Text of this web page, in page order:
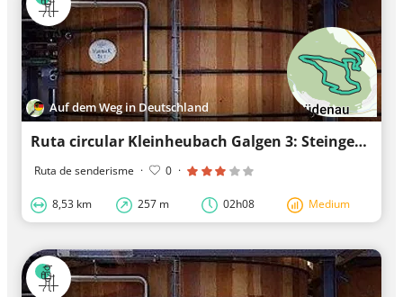
Auf dem Weg in Deutschland
Ruta circular Kleinheubach Galgen 3: Steingemürbweg
Ruta de senderisme · 0 ·
8,53 km 257 m 02h08 Medium